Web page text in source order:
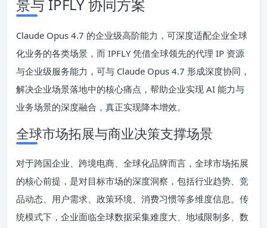
景与 IPFLY 协同方案
Claude Opus 4.7 的企业级高阶能力，可深度适配企业全球
化业务的各类场景，而 IPFLY 凭借全球领先的代理 IP 资源
与企业级服务能力，可与 Claude Opus 4.7 形成深度协同，
解决企业场景落地中的核心痛点，帮助企业实现 AI 能力与
业务场景的深度融合，真正实现降本增效。
全球市场拓展与商业决策支撑场景
对于跨国企业、跨境电商、全球化品牌而言，全球市场拓展
的核心前提，是对目标市场的深度洞察，包括行业趋势、竞
品动态、用户需求、政策环境、消费习惯等多维度信息。传
统模式下，企业面临全球数据采集难度大、地域限制多、数